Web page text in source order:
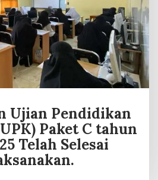
Ujian Pendidikan
Paket C tahun
Telah Selesai